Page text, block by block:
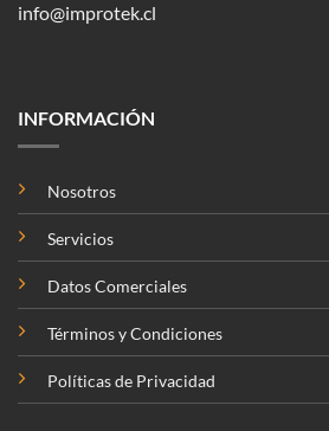
info@improtek.cl
INFORMACIÓN
Nosotros
Servicios
Datos Comerciales
Términos y Condiciones
Políticas de Privacidad